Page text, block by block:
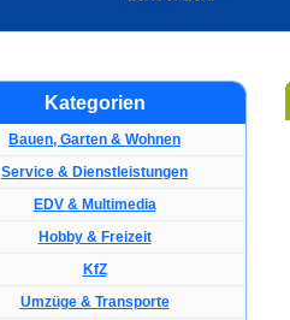
Kategorien
Bauen, Garten & Wohnen
Service & Dienstleistungen
EDV & Multimedia
Hobby & Freizeit
KfZ
Umzüge & Transporte